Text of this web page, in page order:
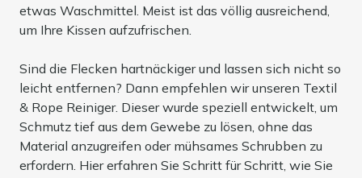
etwas Waschmittel. Meist ist das völlig ausreichend,
um Ihre Kissen aufzufrischen.
Sind die Flecken hartnäckiger und lassen sich nicht so
leicht entfernen? Dann empfehlen wir unseren Textil
& Rope Reiniger. Dieser wurde speziell entwickelt, um
Schmutz tief aus dem Gewebe zu lösen, ohne das
Material anzugreifen oder mühsames Schrubben zu
erfordern. Hier erfahren Sie Schritt für Schritt, wie Sie